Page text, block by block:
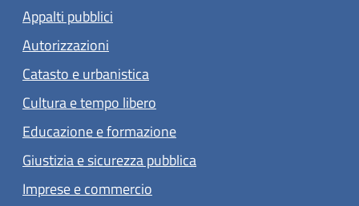
Appalti pubblici
Autorizzazioni
Catasto e urbanistica
Cultura e tempo libero
Educazione e formazione
Giustizia e sicurezza pubblica
Imprese e commercio